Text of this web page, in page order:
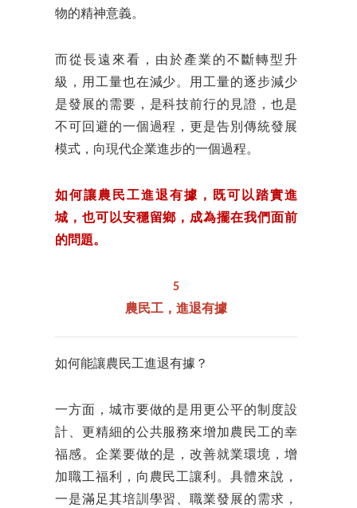
物的精神意義。
而從長遠來看，由於產業的不斷轉型升
級，用工量也在減少。用工量的逐步減少
是發展的需要，是科技前行的見證，也是
不可回避的一個過程，更是告別傳統發展
模式，向現代企業進步的一個過程。
如何讓農民工進退有據，既可以踏實進
城，也可以安穩留鄉，成為擺在我們面前
的問題。
5
農民工，進退有據
如何能讓農民工進退有據？
一方面，城市要做的是用更公平的制度設
計、更精細的公共服務來增加農民工的幸
福感。企業要做的是，改善就業環境，增
加職工福利，向農民工讓利。具體來說，
一是滿足其培訓學習、職業發展的需求，